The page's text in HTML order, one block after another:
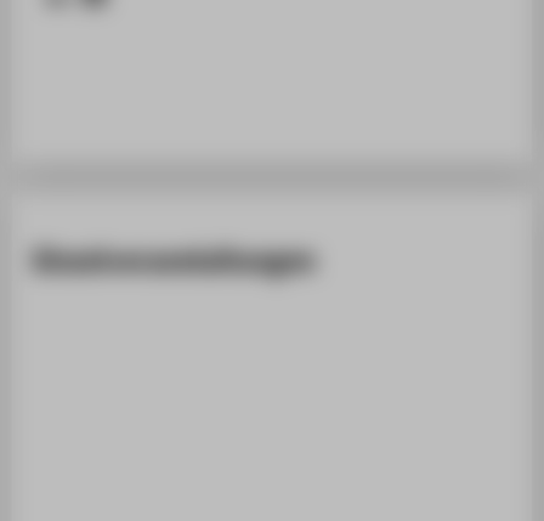
Einzelveranstaltungen